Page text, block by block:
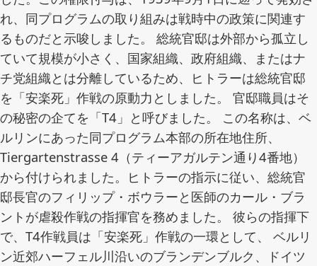
れ、同プログラムの取り組みは戦時中の政策に関連す
るものだと示唆しました。 総統官邸は外部から孤立し
ていて規模が小さく、国家組織、政府組織、またはナ
チ党組織とは分離しているため、ヒトラーは総統官邸
を「安楽死」作戦の原動力としました。 官邸職員はそ
の秘密の企てを「T4」と呼びました。 この名称は、ベ
ルリンにあった同プログラム本部の所在地住所、
Tiergartenstrasse 4（ティーアガルテン通り4番地）
から付けられました。ヒトラーの指示に従い、総統官
邸長官のフィリップ・ボウラーと医師のカール・ブラ
ントが虐殺作戦の指揮官を務めました。 彼らの指揮下
で、T4作戦員は「安楽死」作戦の一環として、 ベルリ
ン近郊ハーフェル川沿いのブランデンブルク、ドイツ